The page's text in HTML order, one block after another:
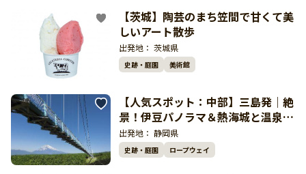
【茨城】陶芸のまち笠間で甘くて美
しいアート散歩
出発地： 茨城県
史跡・庭園 美術館
【人気スポット：中部】三島発｜絶
景！伊豆パノラマ＆熱海城と温泉を
楽しむ人気ドライブ
出発地： 静岡県
史跡・庭園 ロープウェイ